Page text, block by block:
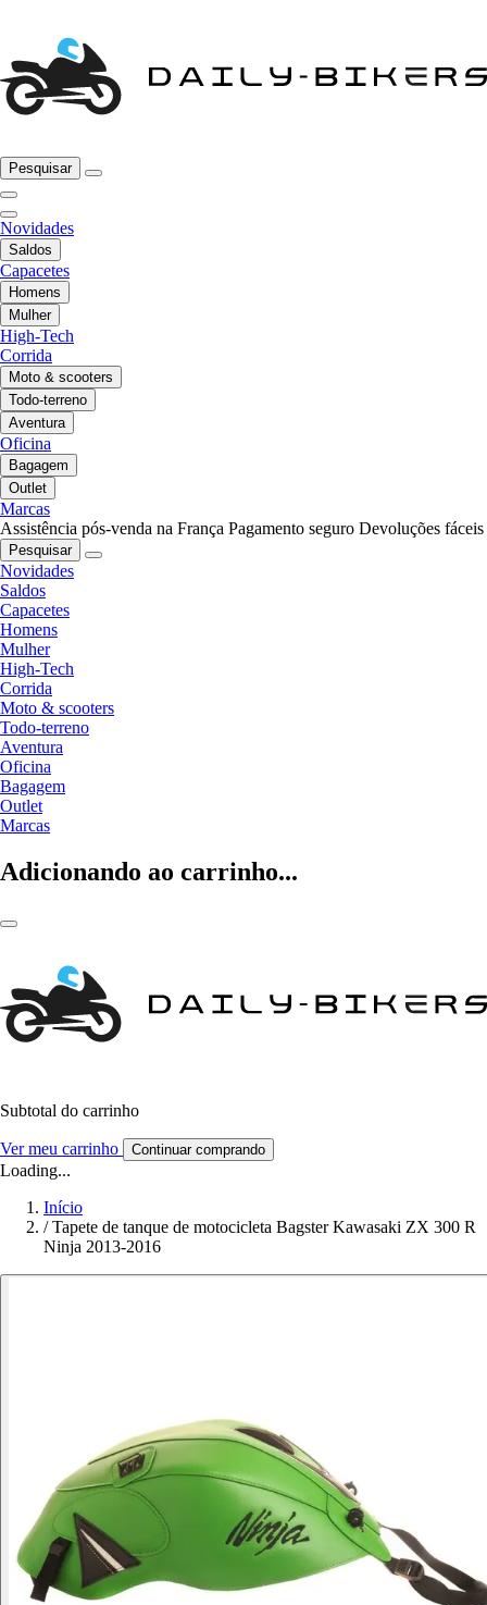
Pesquisar
Novidades
Saldos
Capacetes
Homens
Mulher
High-Tech
Corrida
Moto & scooters
Todo-terreno
Aventura
Oficina
Bagagem
Outlet
Marcas
Assistência pós-venda na França Pagamento seguro Devoluções fáceis
Pesquisar
Novidades
Saldos
Capacetes
Homens
Mulher
High-Tech
Corrida
Moto & scooters
Todo-terreno
Aventura
Oficina
Bagagem
Outlet
Marcas
Adicionando ao carrinho...
Subtotal do carrinho
Ver meu carrinho Continuar comprando
Loading...
Início
/ Tapete de tanque de motocicleta Bagster Kawasaki ZX 300 R
Ninja 2013-2016